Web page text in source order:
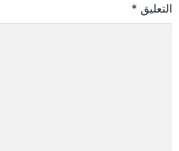
التعليق *